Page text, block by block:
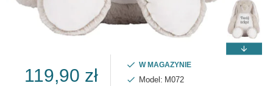
119,90 zł
W MAGAZYNIE
Model: M072